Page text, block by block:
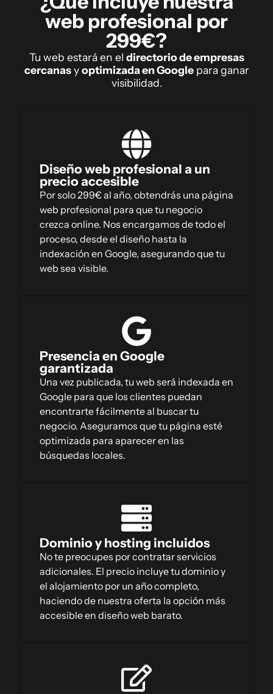
web profesional por
299€?
Tu web estará en el directorio de empresas
cercanasyoptimizada en Googlepara ganar
visibilidad.
Diseño web profesional a un
precio accesible
Por solo 299€ al año, obtendrás una página
web profesional para que tu negocio
crezca online. Nos encargamos de todo el
proceso, desde el diseño hasta la
indexación en Google, asegurando que tu
web sea visible.
Presencia en Google
garantizada
Una vez publicada, tu web será indexada en
Google para que los clientes puedan
encontrarte fácilmente al buscar tu
negocio. Aseguramos que tu página esté
optimizada para aparecer en las
búsquedas locales.
Dominio y hosting incluidos
No te preocupes por contratar servicios
adicionales. El precio incluye tu dominio y
el alojamiento por un año completo,
haciendo de nuestra oferta la opción más
accesible en diseño web barato.